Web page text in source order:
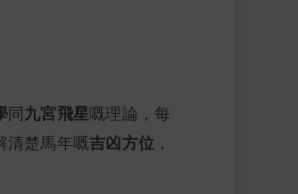
同九宮飛星嘅理論，每
清楚馬年嘅吉凶方位 ，